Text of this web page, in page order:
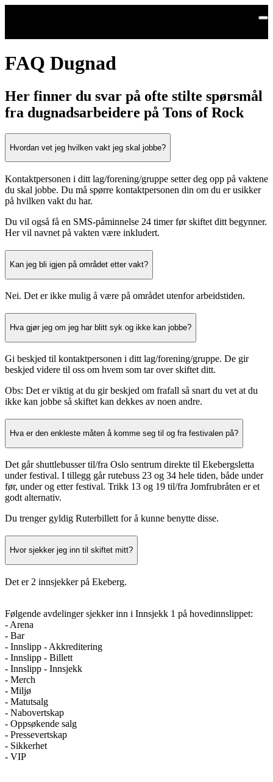
FAQ Dugnad
Her finner du svar på ofte stilte spørsmål
fra dugnadsarbeidere på Tons of Rock
Hvordan vet jeg hvilken vakt jeg skal jobbe?
Kontaktpersonen i ditt lag/forening/gruppe setter deg opp på vaktene
du skal jobbe. Du må spørre kontaktpersonen din om du er usikker
på hvilken vakt du har.
Du vil også få en SMS-påminnelse 24 timer før skiftet ditt begynner.
Her vil navnet på vakten være inkludert.
Kan jeg bli igjen på området etter vakt?
Nei. Det er ikke mulig å være på området utenfor arbeidstiden.
Hva gjør jeg om jeg har blitt syk og ikke kan jobbe?
Gi beskjed til kontaktpersonen i ditt lag/forening/gruppe. De gir
beskjed videre til oss om hvem som tar over skiftet ditt.
Obs: Det er viktig at du gir beskjed om frafall så snart du vet at du
ikke kan jobbe så skiftet kan dekkes av noen andre.
Hva er den enkleste måten å komme seg til og fra festivalen på?
Det går shuttlebusser til/fra Oslo sentrum direkte til Ekebergsletta
under festival. I tillegg går rutebuss 23 og 34 hele tiden, både under
før, under og etter festival. Trikk 13 og 19 til/fra Jomfrubråten er et
godt alternativ.
Du trenger gyldig Ruterbillett for å kunne benytte disse.
Hvor sjekker jeg inn til skiftet mitt?
Det er 2 innsjekker på Ekeberg.
Følgende avdelinger sjekker inn i Innsjekk 1 på hovedinnslippet:
- Arena
- Bar
- Innslipp - Akkreditering
- Innslipp - Billett
- Innslipp - Innsjekk
- Merch
- Miljø
- Matutsalg
- Nabovertskap
- Oppsøkende salg
- Pressevertskap
- Sikkerhet
- VIP